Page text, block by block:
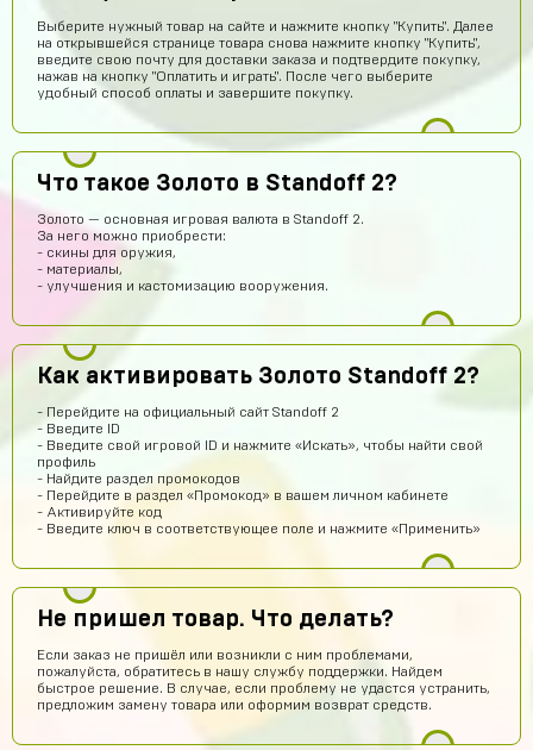
Выберите нужный товар на сайте и нажмите кнопку "Купить". Далее
на открывшейся странице товара снова нажмите кнопку "Купить",
введите свою почту для доставки заказа и подтвердите покупку,
нажав на кнопку "Оплатить и играть". После чего выберите
удобный способ оплаты и завершите покупку.
Что такое Золото в Standoff 2?
Золото — основная игровая валюта в Standoff 2.
За него можно приобрести:
- скины для оружия,
- материалы,
- улучшения и кастомизацию вооружения.
Как активировать Золото Standoff 2?
- Перейдите на официальный сайт Standoff 2
- Введите ID
- Введите свой игровой ID и нажмите «Искать», чтобы найти свой
профиль
- Найдите раздел промокодов
- Перейдите в раздел «Промокод» в вашем личном кабинете
- Активируйте код
- Введите ключ в соответствующее поле и нажмите «Применить»
Не пришел товар. Что делать?
Если заказ не пришёл или возникли с ним проблемами,
пожалуйста, обратитесь в нашу службу поддержки. Найдем
быстрое решение. В случае, если проблему не удастся устранить,
предложим замену товара или оформим возврат средств.
Абукар Хамхоев
Игорь Богданович
Збс, не обман👌
Timofei Fivtitwo 12 часов назад
норм сайт
somftdcrew 11 часов назад
Сайт просто супер
Диана Щербетова
Подходит на ps4?
Айнур Кулиева